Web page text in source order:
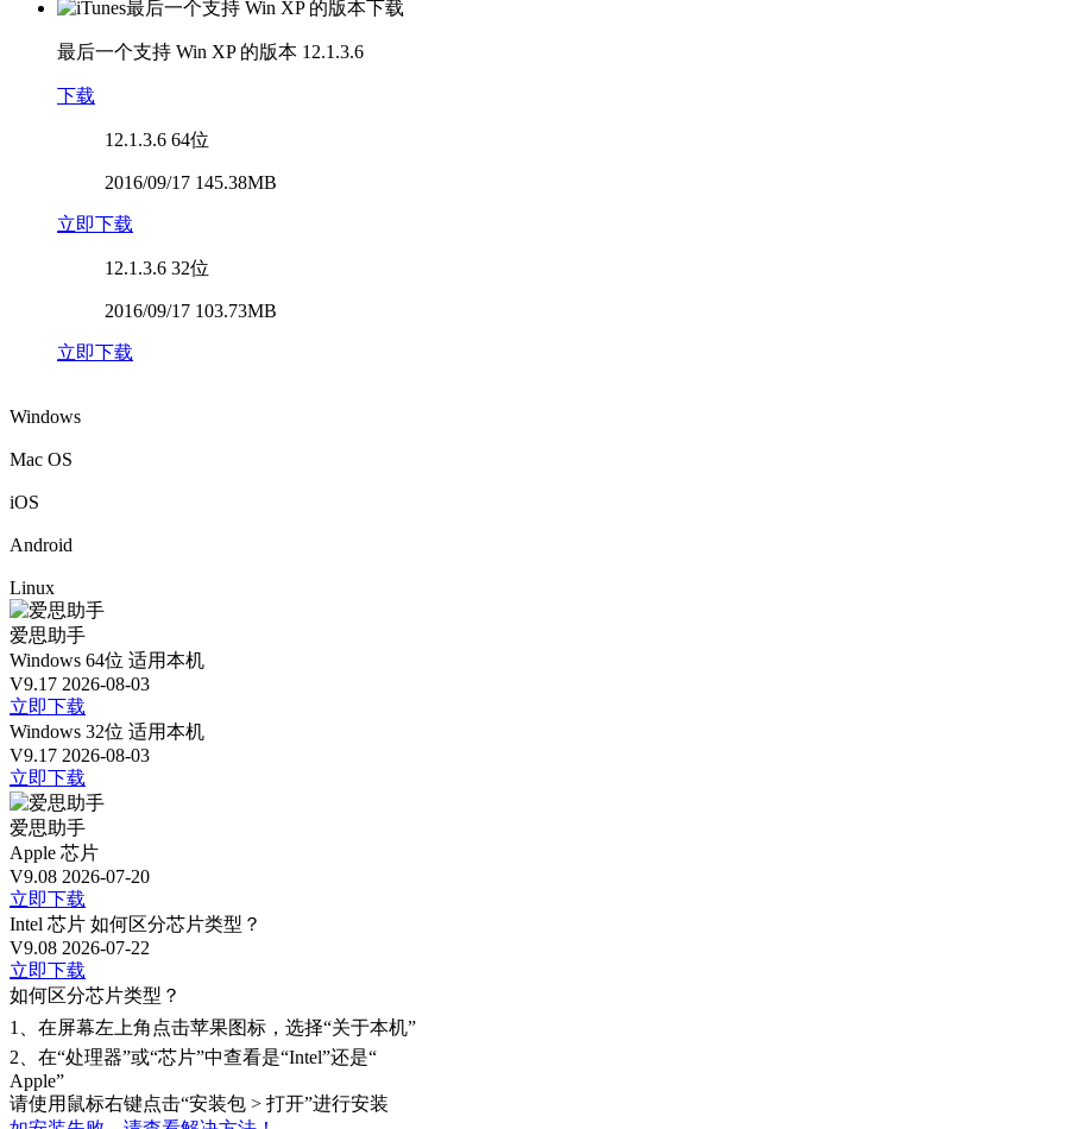
最后一个支持 Win XP 的版本 12.1.3.6
下载
12.1.3.6 64位
2016/09/17 145.38MB
立即下载
12.1.3.6 32位
2016/09/17 103.73MB
立即下载
Windows
Mac OS
iOS
Android
Linux
爱思助手
Windows 64位 适用本机
V9.17 2026-08-03
立即下载
Windows 32位 适用本机
V9.17 2026-08-03
立即下载
爱思助手
Apple 芯片
V9.08 2026-07-20
立即下载
Intel 芯片 如何区分芯片类型？
V9.08 2026-07-22
立即下载
如何区分芯片类型？
1、 在屏幕左上角点击苹果图标，选择“关于本机”
2、 在“处理器”或“芯片”中查看是“Intel”还是“
Apple”
请使用鼠标右键点击“安装包 > 打开”进行安装